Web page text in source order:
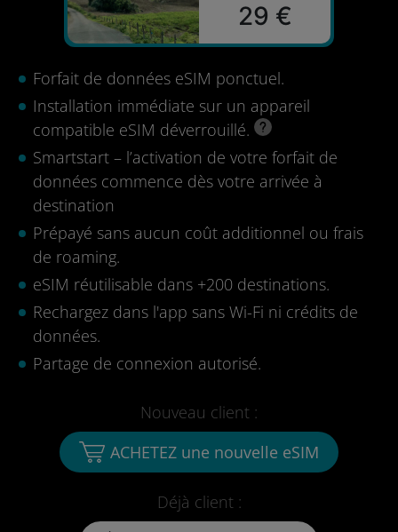
29 €
Forfait de données eSIM ponctuel.
Installation immédiate sur un appareil
compatible eSIM déverrouillé.
Smartstart – l’activation de votre forfait de
données commence dès votre arrivée à
destination
Prépayé sans aucun coût additionnel ou frais
de roaming.
eSIM réutilisable dans +200 destinations.
Rechargez dans l'app sans Wi-Fi ni crédits de
données.
Partage de connexion autorisé.
Déjà client :
Nouveau client :
ACHETEZ une nouvelle eSIM